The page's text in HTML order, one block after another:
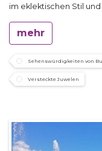
im eklektischen Stil
mehr
Sehenswürdigkeiten von
Versteckte Juwelen